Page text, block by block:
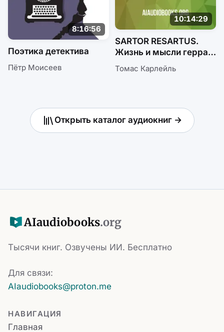
8:16:56
Поэтика детектива
Пётр Моисеев
10:14:29
SARTOR RESARTUS.
Жизнь и мысли герра
Тейфельсдрека
Томас Карлейль
Открыть каталог аудиокниг →
AIaudiobooks.org
Тысячи книг. Озвучены ИИ. Бесплатно
Для связи:
AIaudiobooks@proton.me
НАВИГАЦИЯ
Главная